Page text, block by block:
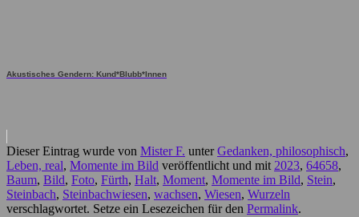
Akustisches Gendern: Kund*Blubb*Innen
Dieser Eintrag wurde von Mister F. unterGedanken, philosophisch,
Leben, real, Momente im Bild veröffentlicht und mit2023, 64658,
Baum, Bild, Foto, Fürth, Halt, Moment, Momente im Bild, Stein,
Steinbach, Steinbachwiesen, wachsen, Wiesen, Wurzeln
verschlagwortet. Setze ein Lesezeichen für den Permalink.